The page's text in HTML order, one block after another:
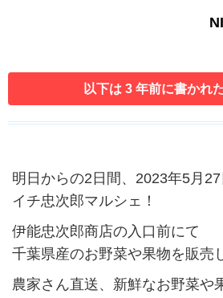
以下は 3 年前に書かれ
明日からの2日間、2023年5月
イチ忠次郎マルシェ！
伊能忠次郎商店の入口前にて
千葉県産のお野菜や果物を販売
農家さん直送、新鮮なお野菜や